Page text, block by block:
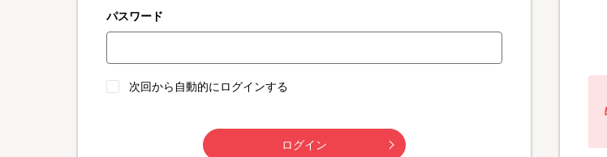
パスワード
次回から自動的にログインする
ログイン